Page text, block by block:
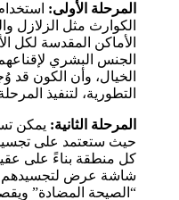
المرحلة الأولى:
الكوارث مثل الزلازل
الأماكن المقدسة لكل
الجنس البشري
الخيال، وأن الكون قد
التطورية، لتنفيذ
المرحلة الثانية: يمكن
حيث ستعتمد على تجسيد
كل منطقة بناءً على
شاشة عرض
“الصيحة المضادة”